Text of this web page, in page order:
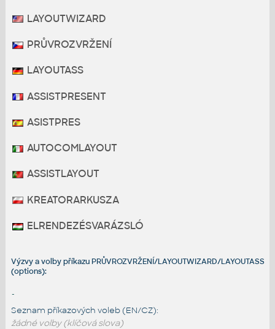
LAYOUTWIZARD
PRŮVROZVRŽENÍ
LAYOUTASS
ASSISTPRESENT
ASISTPRES
AUTOCOMLAYOUT
ASSISTLAYOUT
KREATORARKUSZA
ELRENDEZÉSVARÁZSLÓ
Výzvy a volby příkazu PRŮVROZVRŽENÍ/LAYOUTWIZARD/LAYOUTASS
(options):
-
Seznam příkazových voleb (EN/CZ):
žádné volby (klíčová slova)